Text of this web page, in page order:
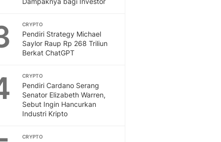
CRYPTO
Pendiri Strategy Michael
Saylor Raup Rp 268 Triliun
Berkat ChatGPT
CRYPTO
Pendiri Cardano Serang
Senator Elizabeth Warren,
Sebut Ingin Hancurkan
Industri Kripto
CRYPTO